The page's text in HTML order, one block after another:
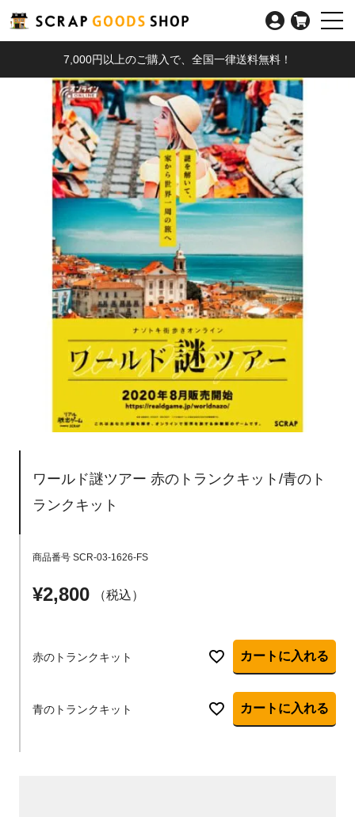
7,000円以上のご購入で、全国一律送料無料！
ワールド謎ツアー 赤のトランクキット/青のト
ランクキット
商品番号 SCR-03-1626-FS
¥2,800 税込
赤のトランクキット カートに入れる
青のトランクキット カートに入れる